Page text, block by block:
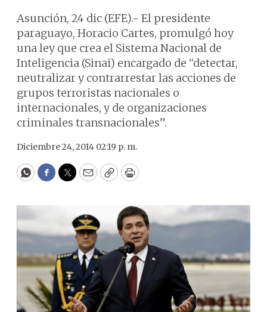
Asunción, 24 dic (EFE).- El presidente
paraguayo, Horacio Cartes, promulgó hoy
una ley que crea el Sistema Nacional de
Inteligencia (Sinai) encargado de “detectar,
neutralizar y contrarrestar las acciones de
grupos terroristas nacionales o
internacionales, y de organizaciones
criminales transnacionales”.
Diciembre 24, 2014 02:19 p. m.
WhatsApp
Facebook
Twitter
EmailCopyPrint